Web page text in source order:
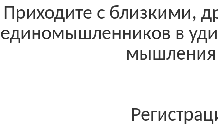
Приходите с близкими,
единомышленников в
мышления